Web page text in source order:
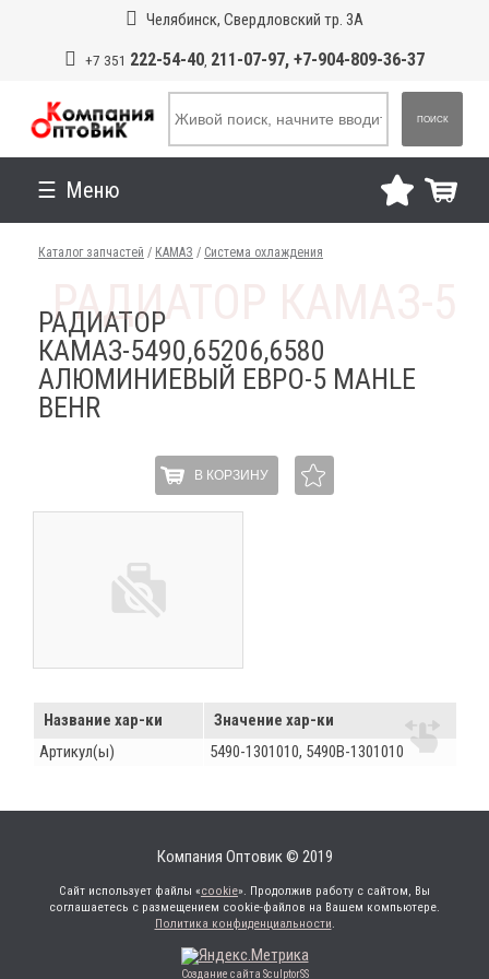
Челябинск, Свердловский тр. 3А
+7 351 222-54-40, 211-07-97, +7-904-809-36-37
ПОИСК
Меню
Каталог запчастей / КАМАЗ / Система охлаждения
РАДИАТОР
КАМАЗ-5490,65206,6580
АЛЮМИНИЕВЫЙ ЕВРО-5 MAHLE
BEHR
В КОРЗИНУ
Название хар-ки
Значение хар-ки
Артикул(ы)
5490-1301010, 5490B-1301010
Компания Оптовик © 2019
Сайт использует файлы «cookie». Продолжив работу с сайтом, Вы
соглашаетесь с размещением cookie-файлов на Вашем компьютере.
Политика конфиденциальности.
Создание сайта SculptorSS